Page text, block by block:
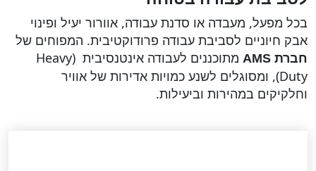
בכל מפעל, מעבדה או סדנת עבודה, אוורור יעיל ופינוי
אבק חיוניים לסביבת עבודה פרודוקטיבית. המפוחים של
חברת AMS
מתוכננים לעבודה אינטנסיבית (Heavy
Duty), ומסוגלים לשנע כמויות אדירות של אוויר
וחלקיקים במהירות וביעילות.